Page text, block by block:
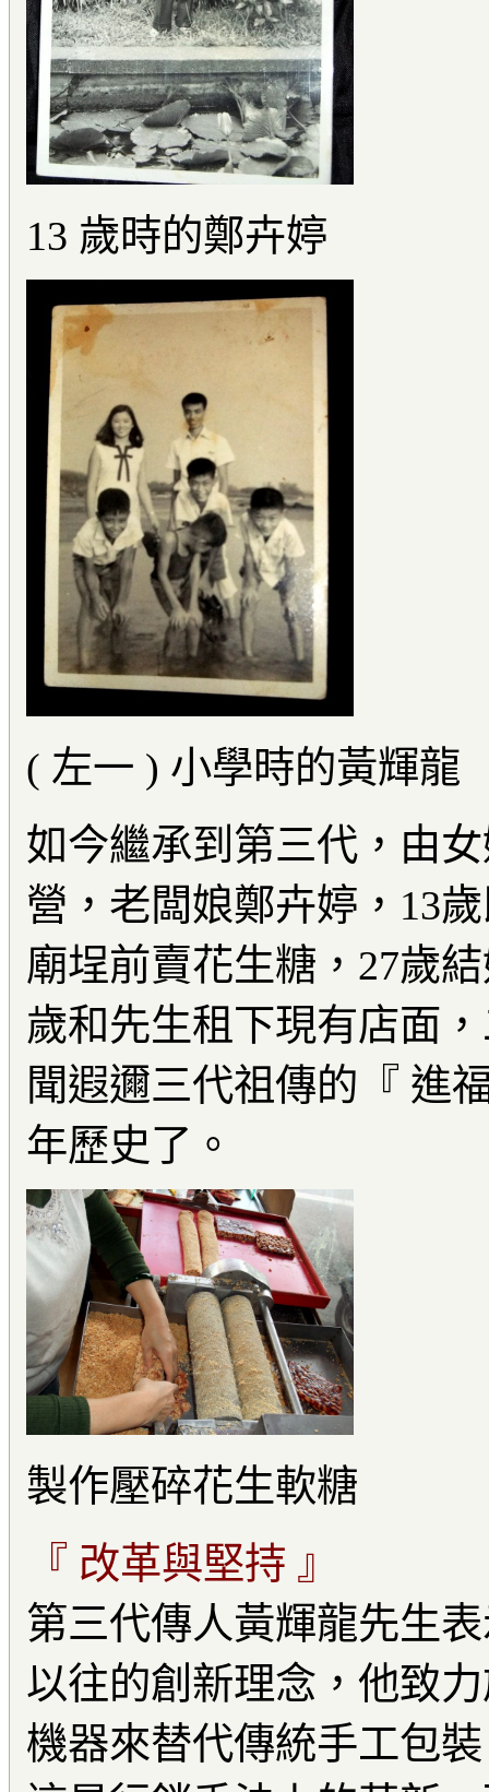
13 歲時的鄭卉婷
( 左一 ) 小學時的黃輝龍
如今繼承到第三代，由
營，老闆娘鄭卉婷，13
廟埕前賣花生糖，27歲
歲和先生租下現有店面
聞遐邇三代祖傳的『 進
年歷史了。
製作壓碎花生軟糖
『 改革與堅持 』
第三代傳人黃輝龍先生
以往的創新理念，他致
機器來替代傳統手工包